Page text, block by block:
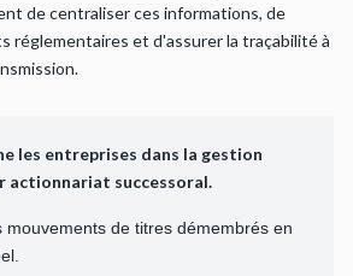
de centraliser ces informations, de
réglementaires et d'assurer la traçabilité à
les entreprises dans la gestion
actionnariat successoral.
mouvements de titres démembrés en